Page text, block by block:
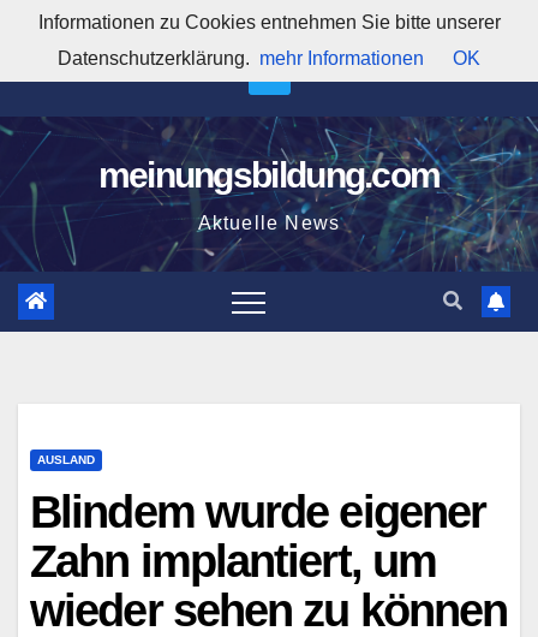
springen
4:46:14 AM
meinungsbildung.com
Aktuelle News
AUSLAND
Blindem wurde eigener
Zahn implantiert, um
wieder sehen zu können
Informationen zu Cookies entnehmen Sie bitte unserer
Datenschutzerklärung. mehr Informationen OK